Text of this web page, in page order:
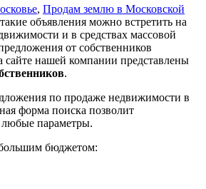
, Продам землю в Московской
объявления можно встретить на
и в средствах массовой
от собственников
сайте нашей компании представлены
.
по продаже недвижимости в
форма поиска позволит
параметры.
бюджетом: